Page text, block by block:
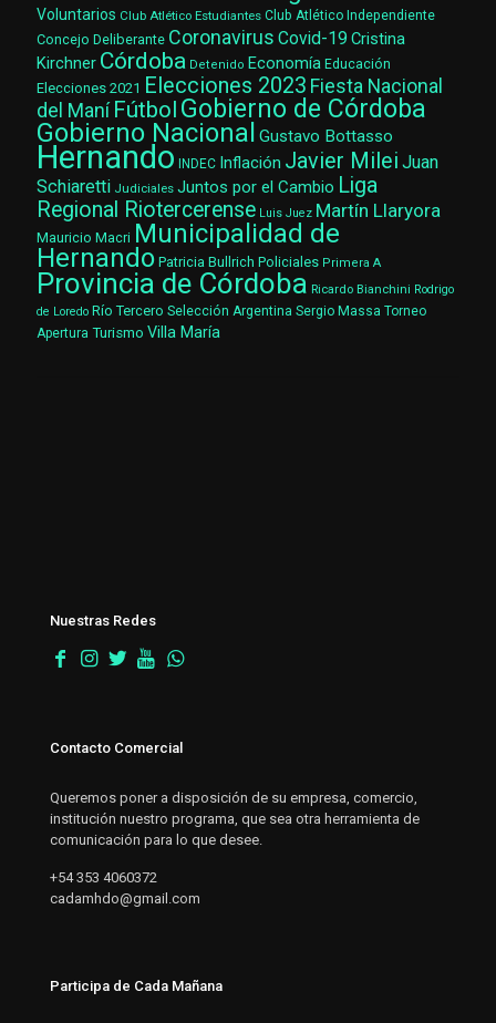
Voluntarios Club Atlético Estudiantes Club Atlético Independiente
Concejo Deliberante Coronavirus Covid-19 Cristina
Kirchner Córdoba Detenido Economía Educación
Elecciones 2021 Elecciones 2023 Fiesta Nacional
del Maní Fútbol Gobierno de Córdoba
Gobierno Nacional Gustavo Bottasso
Hernando INDEC Inflación Javier Milei Juan
Schiaretti Judiciales Juntos por el Cambio Liga
Regional Riotercerense Luis Juez Martín Llaryora
Mauricio Macri Municipalidad de
Hernando Patricia Bullrich Policiales Primera A
Provincia de Córdoba Ricardo Bianchini Rodrigo
de Loredo Río Tercero Selección Argentina Sergio Massa Torneo
Apertura Turismo Villa María
Nuestras Redes
Contacto Comercial
Queremos poner a disposición de su empresa, comercio,
institución nuestro programa, que sea otra herramienta de
comunicación para lo que desee.
+54 353 4060372
cadamhdo@gmail.com
Participa de Cada Mañana